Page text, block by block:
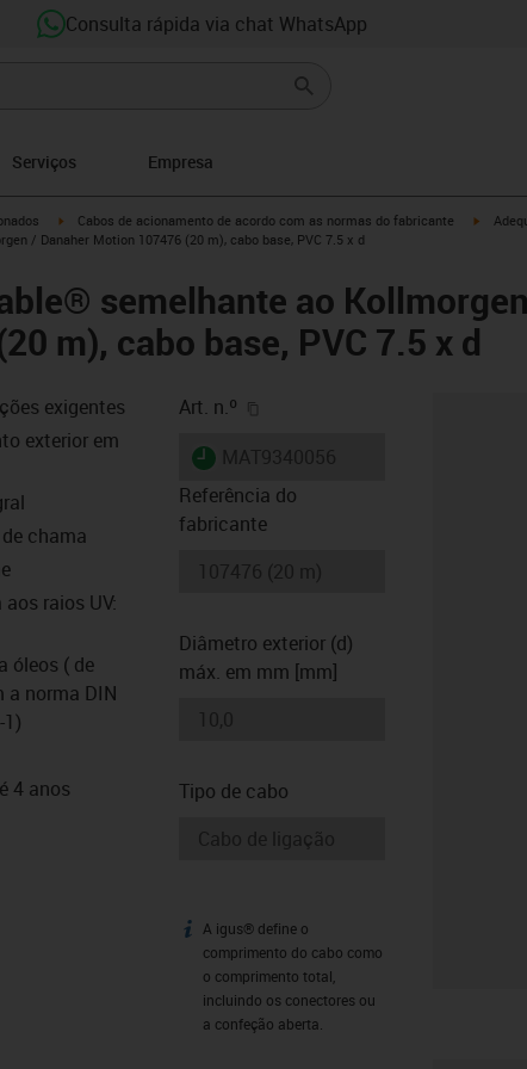
Consulta rápida via chat WhatsApp
Serviços Empresa
igus-icon-arrow-right
Cabos de acionamento de acordo com as normas do fabricante igus-
/ Danaher Motion 107476 (20 m), cabo base, PVC 7.5 x d
semelhante ao
m), cabo base, PVC 7.5 x d
exigentes
exterior em
chama
raios UV:
óleos ( de
a norma DIN
4 anos
Art. n.º
igus-icon-lieferzeit
Referência do
fabricante
Diâmetro exterior (d)
máx. em mm [mm]
Tipo de cabo
igus-icon-info
A igus® define o
comprimento do cabo como
o comprimento total,
incluindo os conectores ou
a confeção aberta.